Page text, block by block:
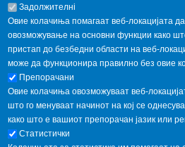
ГАЛЕРИЈА
Задолжителнi
Овие колачиња помагаат веб-локацијата
овозможување на основни функции како
пристап до безбедни области на веб-
може да функционира правилно без овие
Препорачани
Овие колачиња овозможуваат веб-
што го менуваат начинот на кој се
како што е вашиот препорачан јазик или
Статистички